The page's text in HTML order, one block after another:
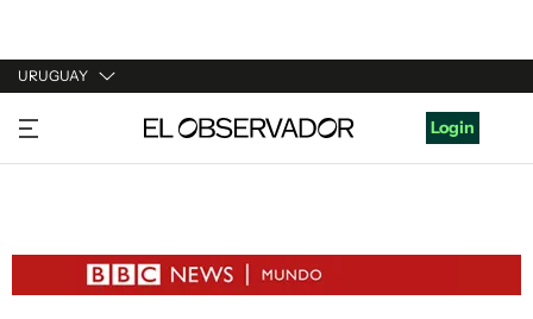
URUGUAY
URUGUAY
ARGENTINA
ESTADOS UNIDOS
Login